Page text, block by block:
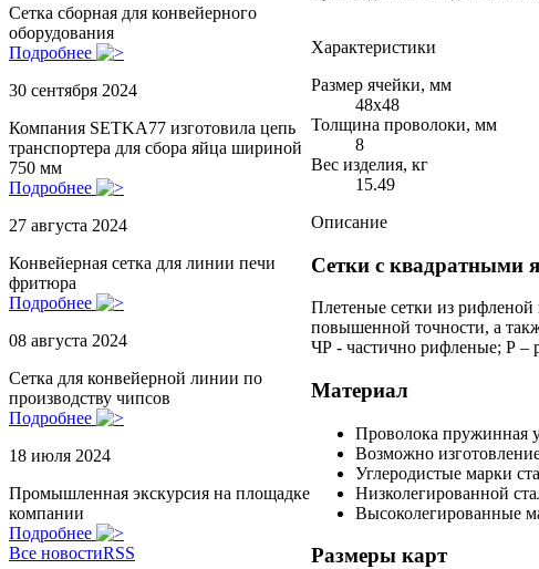
Сетка сборная для конвейерного
оборудования
Подробнее
30 сентября 2024
Компания SETKA77 изготовила цепь
транспортера для сбора яйца шириной
750 мм
Подробнее
27 августа 2024
Конвейерная сетка для линии печи
фритюра
Подробнее
08 августа 2024
Сетка для конвейерной линии по
производству чипсов
Подробнее
18 июля 2024
Промышленная экскурсия на площадке
компании
Подробнее
Все новостиRSS
Характеристики
Размер ячейки, мм
48х48
Толщина проволоки, мм
8
Вес изделия, кг
15.49
Описание
Сетки с квадратными
Плетеные сетки из рифленой
повышенной точности, а
ЧР - частично рифленые; Р
Материал
Проволока пружинная
Возможно
Углеродистые марки
Низколегированной
Высоколегированные
Размеры карт